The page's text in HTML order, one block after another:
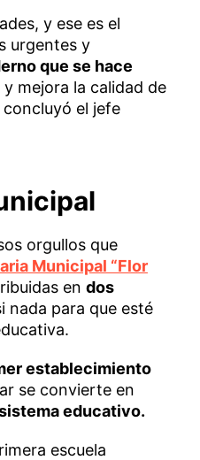
y ese es el
urgentes y
que se hace
mejora la calidad de
el jefe
orgullos que
Municipal “Flor
en dos
para que esté
establecimiento
se convierte en
educativo.
escuela